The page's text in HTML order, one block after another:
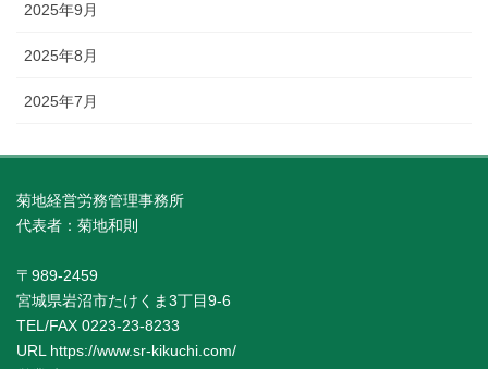
2025年9月
2025年8月
2025年7月
菊地経営労務管理事務所
代表者：菊地和則
〒989-2459
宮城県岩沼市たけくま3丁目9-6
TEL/FAX 0223-23-8233
URL https://www.sr-kikuchi.com/